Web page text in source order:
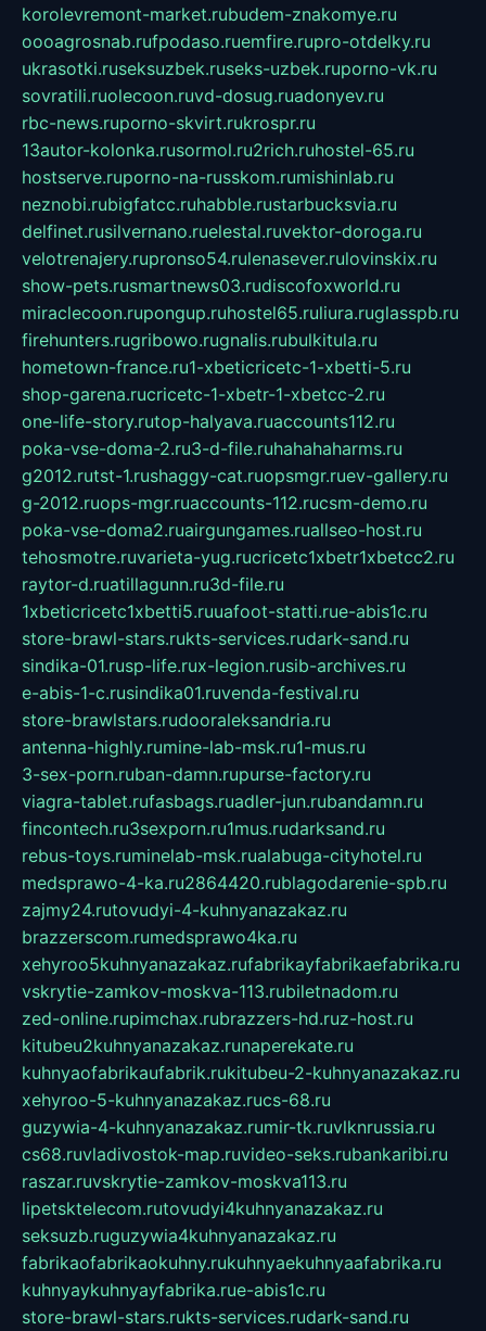
korolevremont-market.rubudem-znakomye.ru
oooagrosnab.rufpodaso.ruemfire.rupro-otdelky.ru
ukrasotki.ruseksuzbek.ruseks-uzbek.ruporno-vk.ru
sovratili.ruolecoon.ruvd-dosug.ruadonyev.ru
rbc-news.ruporno-skvirt.rukrospr.ru
13autor-kolonka.rusormol.ru2rich.ruhostel-65.ru
hostserve.ruporno-na-russkom.rumishinlab.ru
neznobi.rubigfatcc.ruhabble.rustarbucksvia.ru
delfinet.rusilvernano.ruelestal.ruvektor-doroga.ru
velotrenajery.rupronso54.rulenasever.rulovinskix.ru
show-pets.rusmartnews03.rudiscofoxworld.ru
miraclecoon.rupongup.ruhostel65.ruliura.ruglasspb.ru
firehunters.rugribowo.rugnalis.rubulkitula.ru
hometown-france.ru1-xbeticricetc-1-xbetti-5.ru
shop-garena.rucricetc-1-xbetr-1-xbetcc-2.ru
one-life-story.rutop-halyava.ruaccounts112.ru
poka-vse-doma-2.ru3-d-file.ruhahahaharms.ru
g2012.rutst-1.rushaggy-cat.ruopsmgr.ruev-gallery.ru
g-2012.ruops-mgr.ruaccounts-112.rucsm-demo.ru
poka-vse-doma2.ruairgungames.ruallseo-host.ru
tehosmotre.ruvarieta-yug.rucricetc1xbetr1xbetcc2.ru
raytor-d.ruatillagunn.ru3d-file.ru
1xbeticricetc1xbetti5.ruuafoot-statti.rue-abis1c.ru
store-brawl-stars.rukts-services.rudark-sand.ru
sindika-01.rusp-life.rux-legion.rusib-archives.ru
e-abis-1-c.rusindika01.ruvenda-festival.ru
store-brawlstars.rudooraleksandria.ru
antenna-highly.rumine-lab-msk.ru1-mus.ru
3-sex-porn.ruban-damn.rupurse-factory.ru
viagra-tablet.rufasbags.ruadler-jun.rubandamn.ru
fincontech.ru3sexporn.ru1mus.rudarksand.ru
rebus-toys.ruminelab-msk.rualabuga-cityhotel.ru
medsprawo-4-ka.ru2864420.rublagodarenie-spb.ru
zajmy24.rutovudyi-4-kuhnyanazakaz.ru
brazzerscom.rumedsprawo4ka.ru
xehyroo5kuhnyanazakaz.rufabrikayfabrikaefabrika.ru
vskrytie-zamkov-moskva-113.rubiletnadom.ru
zed-online.rupimchax.rubrazzers-hd.ruz-host.ru
kitubeu2kuhnyanazakaz.runaperekate.ru
kuhnyaofabrikaufabrik.rukitubeu-2-kuhnyanazakaz.ru
xehyroo-5-kuhnyanazakaz.rucs-68.ru
guzywia-4-kuhnyanazakaz.rumir-tk.ruvlknrussia.ru
cs68.ruvladivostok-map.ruvideo-seks.rubankaribi.ru
raszar.ruvskrytie-zamkov-moskva113.ru
lipetsktelecom.rutovudyi4kuhnyanazakaz.ru
seksuzb.ruguzywia4kuhnyanazakaz.ru
fabrikaofabrikaokuhny.rukuhnyaekuhnyaafabrika.ru
kuhnyaykuhnyayfabrika.rue-abis1c.ru
store-brawl-stars.rukts-services.rudark-sand.ru